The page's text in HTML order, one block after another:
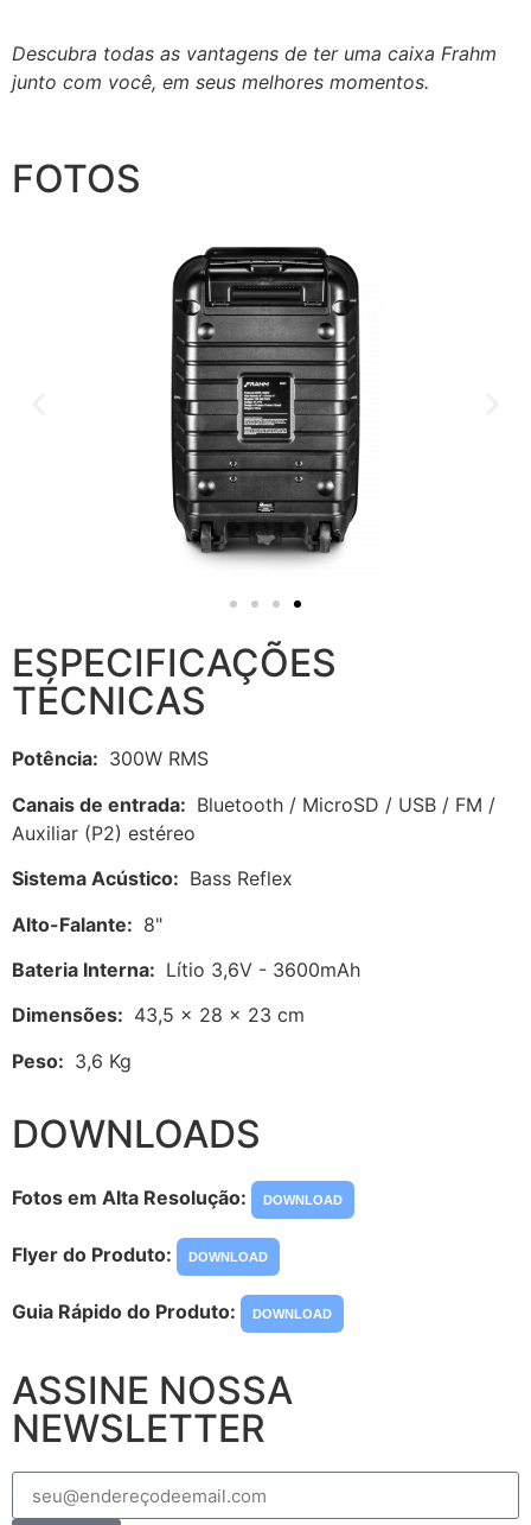
Descubra todas as vantagens de ter uma caixa Frahm
junto com você, em seus melhores momentos.
FOTOS
ESPECIFICAÇÕES
TÉCNICAS
Potência: 300W RMS
Canais de entrada: Bluetooth / MicroSD / USB / FM /
Auxiliar (P2) estéreo
Sistema Acústico: Bass Reflex
Alto-Falante: 8"
Bateria Interna: Lítio 3,6V - 3600mAh
Dimensões: 43,5 x 28 x 23 cm
Peso: 3,6 Kg
DOWNLOADS
Fotos em Alta Resolução: DOWNLOAD
Flyer do Produto: DOWNLOAD
Guia Rápido do Produto: DOWNLOAD
ASSINE NOSSA
NEWSLETTER